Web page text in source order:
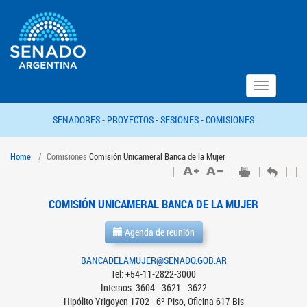
Toggle
navigation
SENADORES - PROYECTOS -SESIONES -COMISIONES
Home Comisiones Comisión Unicameral Banca de la Mujer
COMISIÓN UNICAMERAL BANCA DE LA MUJER
Agenda de reunión
BANCADELAMUJER@SENADO.GOB.AR
Tel: +54-11-2822-3000
Internos: 3604 - 3621 - 3622
Hipólito Yrigoyen 1702 - 6º Piso, Oficina 617 Bis